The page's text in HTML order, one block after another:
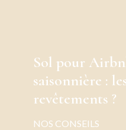
Sol pour
saisonnière :
revêtements ?
NOS CONSEILS